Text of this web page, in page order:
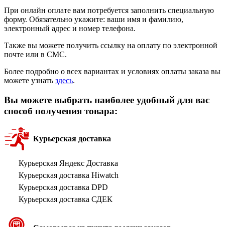
При онлайн оплате вам потребуется заполнить специальную
форму. Обязательно укажите: ваши имя и фамилию,
электронный адрес и номер телефона.
Также вы можете получить ссылку на оплату по электронной
почте или в СМС.
Более подробно о всех вариантах и условиях оплаты заказа вы
можете узнать здесь.
Вы можете выбрать наиболее удобный для вас
способ получения товара:
Курьерская доставка
Курьерская Яндекс Доставка
Курьерская доставка Hiwatch
Курьерская доставка DPD
Курьерская доставка СДЕК